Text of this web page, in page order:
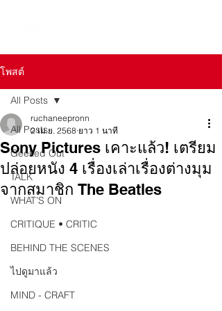
โพสต์
All Posts
Geeked Out
TALK
WHAT’S ON
CRITIQUE • CRITIC
BEHIND THE SCENES
ไปดูมาแล้ว
MIND - CRAFT
All Posts
Sony Pictures เคาะแล้ว! เตรียม
ปล่อยหนัง 4 เรื่องเล่าเรื่องต่างมุม
จากสมาชิก The Beatles
ruchaneepronn
2 เม.ย. 2568 ยาว 1 นาที